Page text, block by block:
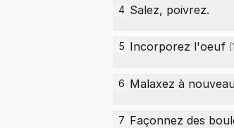
4 Salez, poivrez.
5 Incorporez l'oeuf
6 Malaxez à
7 Façonnez des